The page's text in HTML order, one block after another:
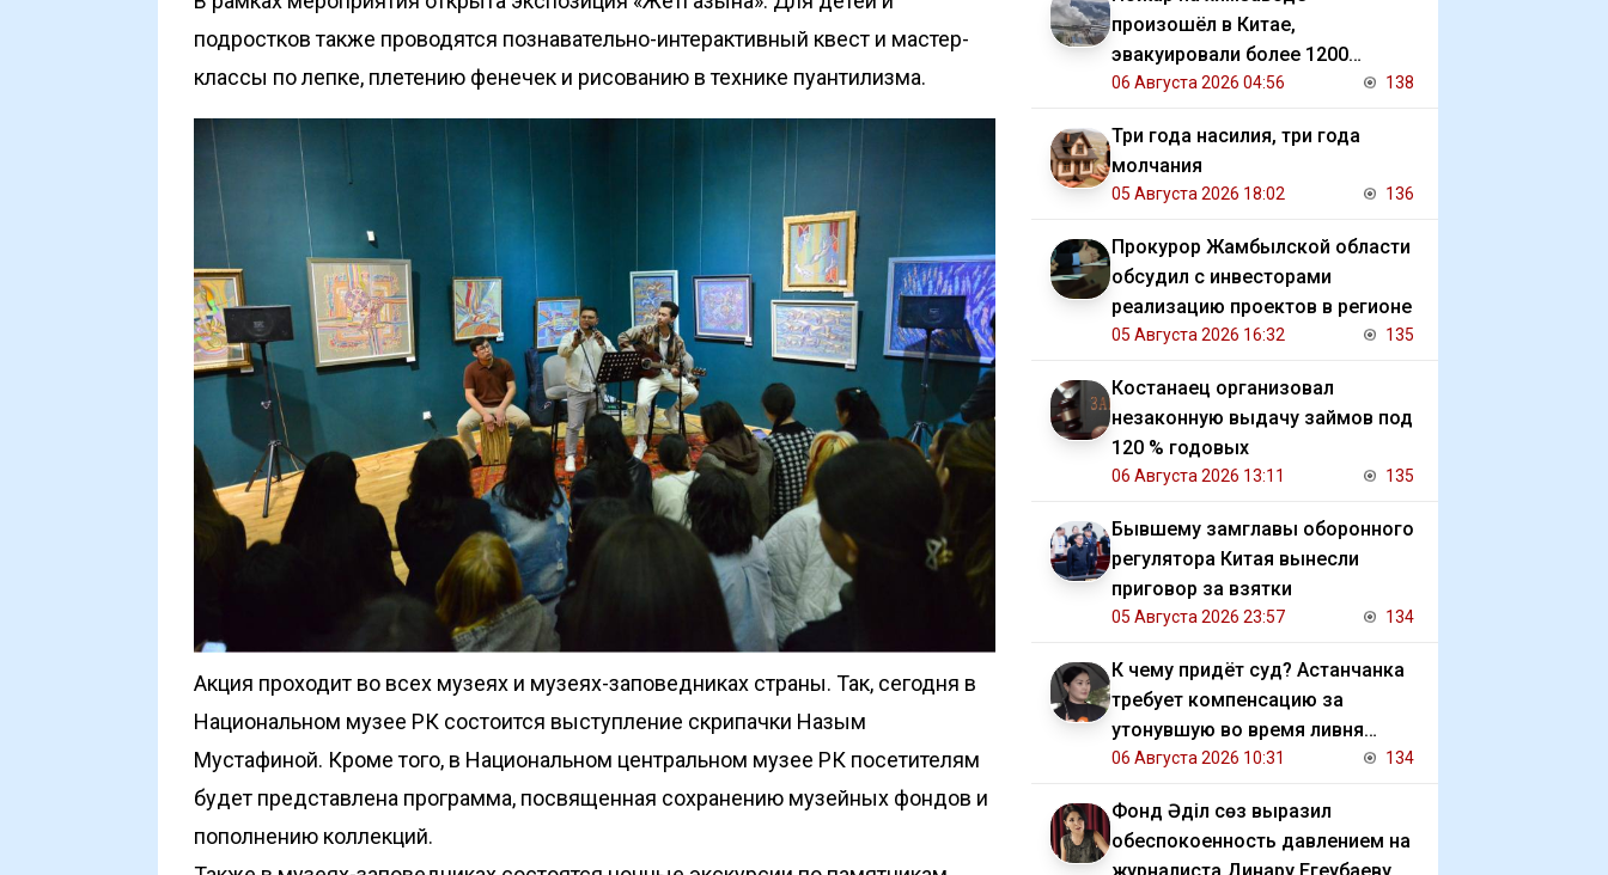
подростков также проводятся познавательно-интерактивный квест и мастер-
классы по лепке, плетению фенечек и рисованию в технике пуантилизма.
Акция проходит во всех музеях и музеях-заповедниках страны. Так, сегодня в
Национальном музее РК состоится выступление скрипачки Назым
Мустафиной. Кроме того, в Национальном центральном музее РК посетителям
будет представлена программа, посвященная сохранению музейных фондов и
пополнению коллекций.
произошёл в Китае,
эвакуировали более 1200
человек
06 Августа 2026 04:56 138
Три года насилия, три года
молчания
05 Августа 2026 18:02 136
Прокурор Жамбылской области
обсудил с инвесторами
реализацию проектов в регионе
05 Августа 2026 16:32 135
Костанаец организовал
незаконную выдачу займов под
120 % годовых
06 Августа 2026 13:11 135
Бывшему замглавы оборонного
регулятора Китая вынесли
приговор за взятки
05 Августа 2026 23:57 134
К чему придёт суд? Астанчанка
требует компенсацию за
утонувшую во время ливня
иномарку
06 Августа 2026 10:31 134
Фонд Әділ сөз выразил
обеспокоенность давлением на